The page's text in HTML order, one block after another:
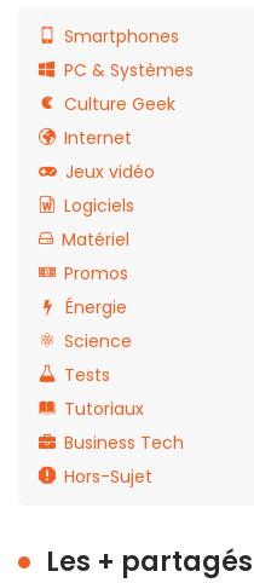
Smartphones
PC & Systèmes
Culture Geek
Internet
Jeux vidéo
Logiciels
Matériel
Promos
Énergie
Science
Tests
Tutoriaux
Business Tech
Hors-Sujet
Les +